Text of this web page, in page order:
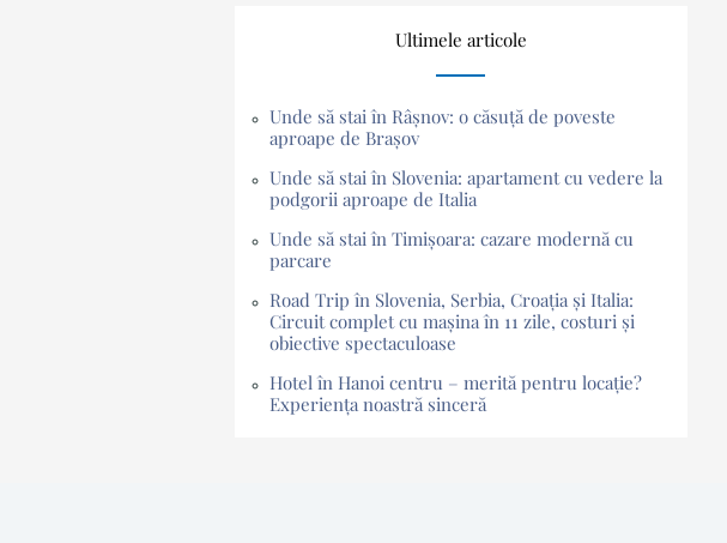
Ultimele articole
Unde să stai în Râșnov: o căsuță de poveste
aproape de Brașov
Unde să stai în Slovenia: apartament cu vedere la
podgorii aproape de Italia
Unde să stai în Timișoara: cazare modernă cu
parcare
Road Trip în Slovenia, Serbia, Croația și Italia:
Circuit complet cu mașina în 11 zile, costuri și
obiective spectaculoase
Hotel în Hanoi centru – merită pentru locație?
Experiența noastră sinceră